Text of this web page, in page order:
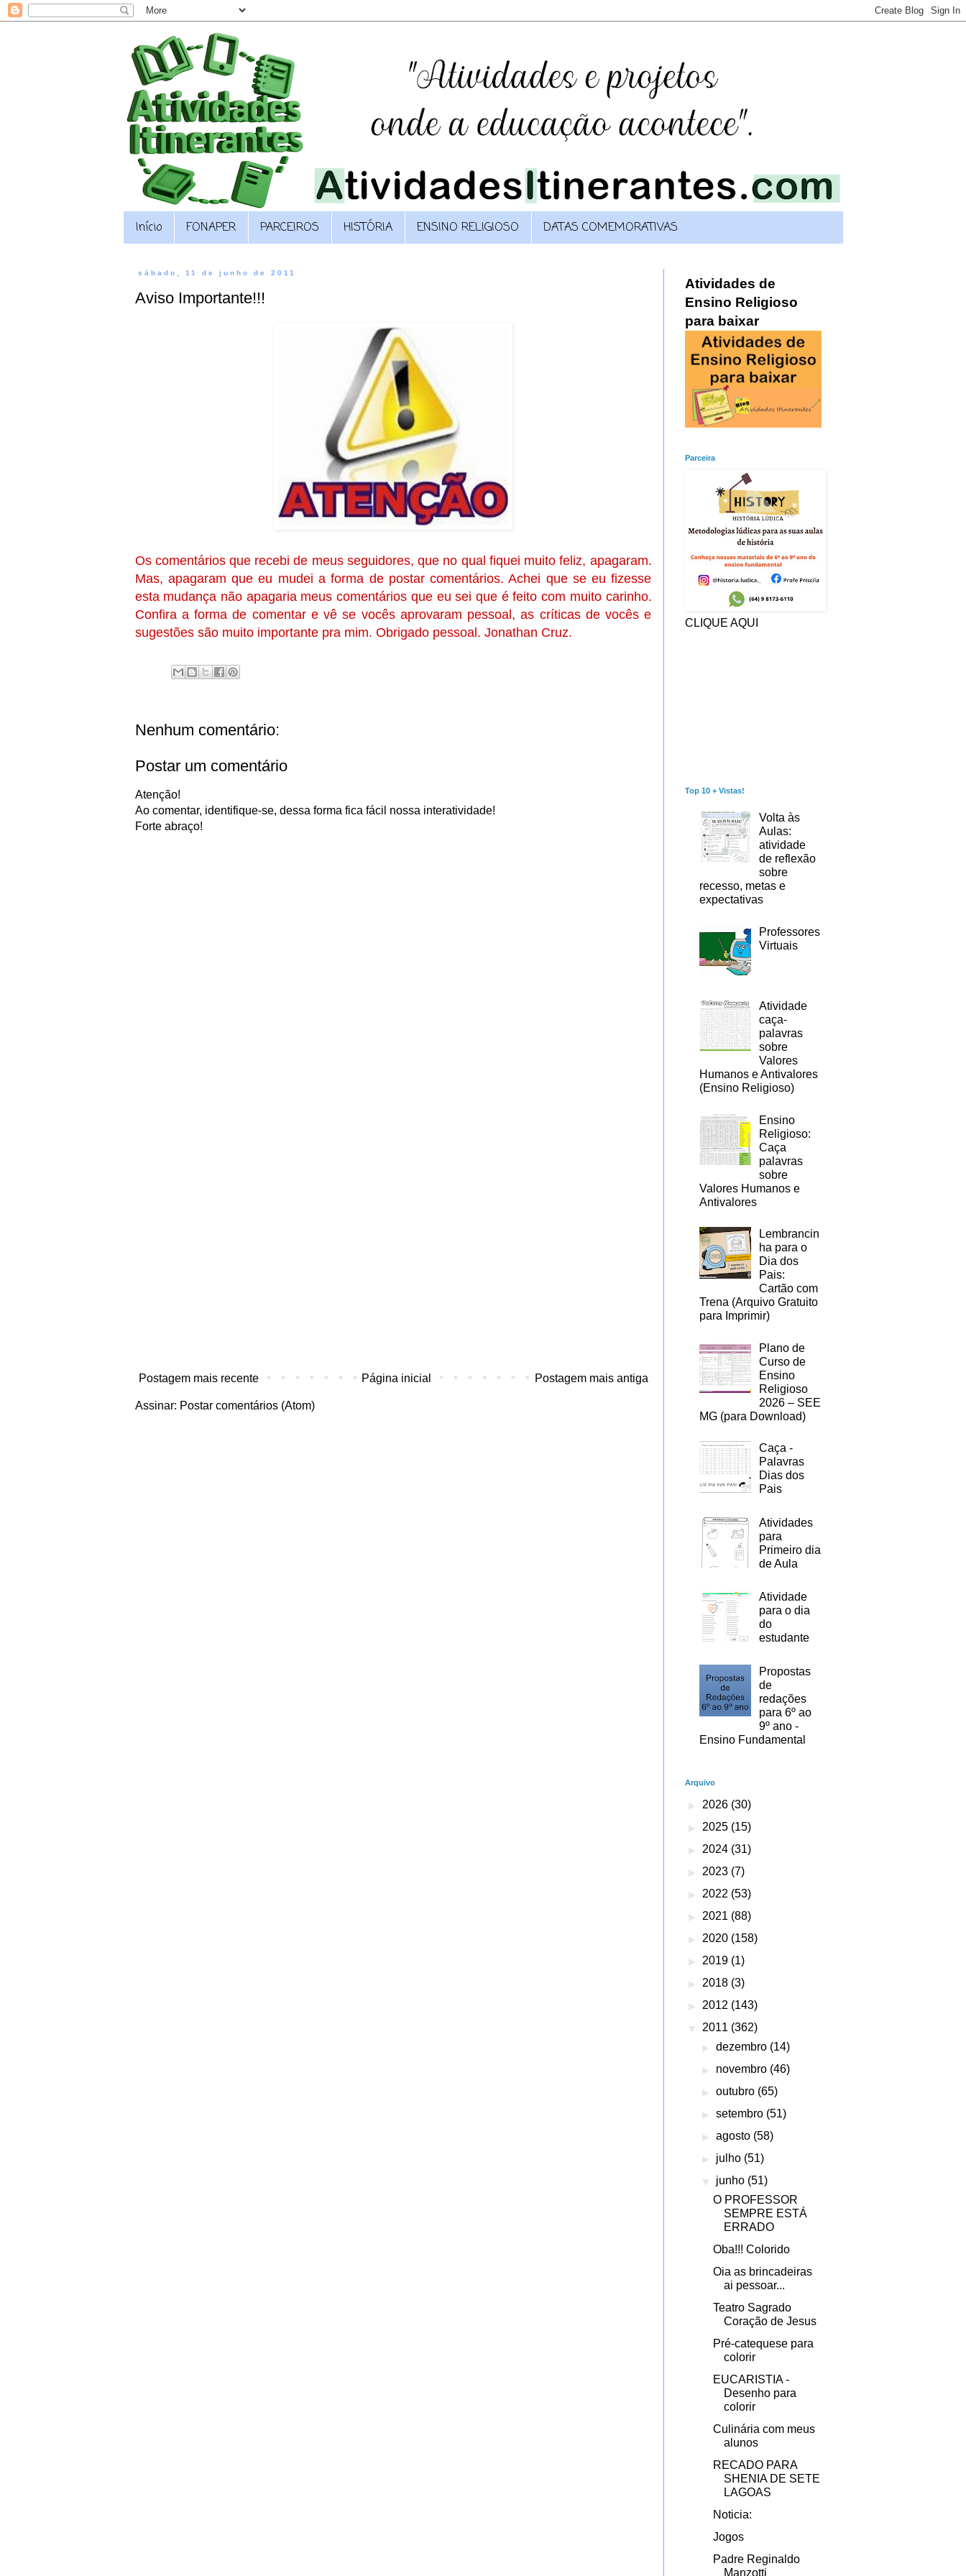
Início FONAPER PARCEIROS HISTÓRIA ENSINO RELIGIOSO DATAS COMEMORATIVAS
sábado, 11 de junho de 2011
Aviso Importante!!!
Os comentários que recebi de meus seguidores, que no qual fiquei muito feliz, apagaram.
Mas, apagaram que eu mudei a forma de postar comentários. Achei que se eu fizesse
esta mudança não apagaria meus comentários que eu sei que é feito com muito carinho.
Confira a forma de comentar e vê se vocês aprovaram pessoal, as críticas de vocês e
sugestões são muito importante pra mim. Obrigado pessoal. Jonathan Cruz.
Nenhum comentário:
Postar um comentário
Atenção!
Ao comentar, identifique-se, dessa forma fica fácil nossa interatividade!
Forte abraço!
Postagem mais recente Postagem mais antiga
Página inicial
Assinar: Postar comentários (Atom)
Atividades de
Ensino Religioso
para baixar
Parceira
CLIQUE AQUI
Top 10 + Vistas!
Volta às
Aulas:
atividade
de reflexão
sobre
recesso, metas e
expectativas
Professores
Virtuais
Atividade
caça-
palavras
sobre
Valores
Humanos e Antivalores
(Ensino Religioso)
Ensino
Religioso:
Caça
palavras
sobre
Valores Humanos e
Antivalores
Lembrancin
ha para o
Dia dos
Pais:
Cartão com
Trena (Arquivo Gratuito
para Imprimir)
Plano de
Curso de
Ensino
Religioso
2026 – SEE
MG (para Download)
Caça -
Palavras
Dias dos
Pais
Atividades
para
Primeiro dia
de Aula
Atividade
para o dia
do
estudante
Propostas
de
redações
para 6º ao
9º ano -
Ensino Fundamental
Arquivo
► 2026 (30)
► 2025 (15)
► 2024 (31)
► 2023 (7)
► 2022 (53)
► 2021 (88)
► 2020 (158)
► 2019 (1)
► 2018 (3)
► 2012 (143)
▼ 2011 (362)
► dezembro (14)
► novembro (46)
► outubro (65)
► setembro (51)
► agosto (58)
► julho (51)
▼ junho (51)
O PROFESSOR
SEMPRE ESTÁ
ERRADO
Oba!!! Colorido
Oia as brincadeiras
ai pessoar...
Teatro Sagrado
Coração de Jesus
Pré-catequese para
colorir
EUCARISTIA -
Desenho para
colorir
Culinária com meus
alunos
RECADO PARA
SHENIA DE SETE
LAGOAS
Noticia:
Jogos
Padre Reginaldo
Manzotti